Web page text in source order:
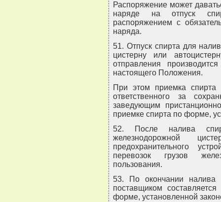
Распоряжение может
наряде на отпуск
распоряжением с
наряда.
51. Отпуск спирта для
цистерну или
отправления
настоящего Положения.
При этом приемка спирта
ответственного за
заведующим
приемке спирта по форме,
52. После налива
железнодорожной
предохранительного
перевозок грузов
пользования.
53. По окончании налива
поставщиком
форме, установленной